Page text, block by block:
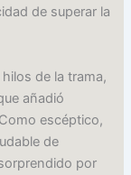
de superar la
de la trama,
añadió
escéptico,
de
por